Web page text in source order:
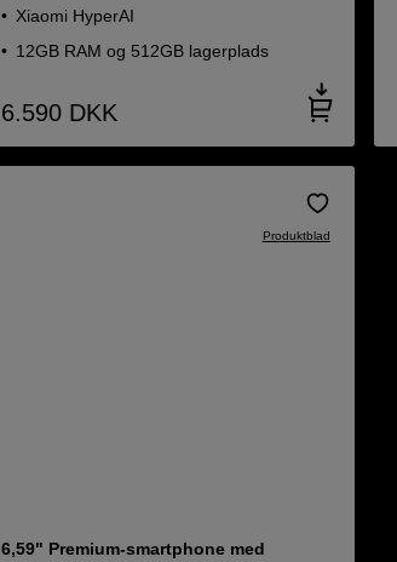
Xiaomi HyperAI
12GB RAM og 512GB lagerplads
6.590 DKK
Produktblad
6,59" Premium-smartphone med